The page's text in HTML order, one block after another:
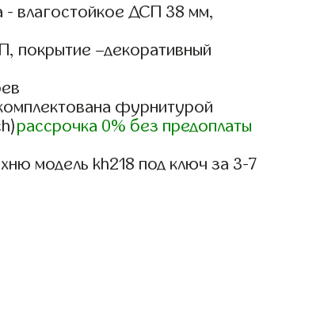
влагостойкое ДСП 38 мм,
покрытие –декоративный
фурнитурой
рассрочка 0% без предоплаты
модель kh218 под ключ за 3-7